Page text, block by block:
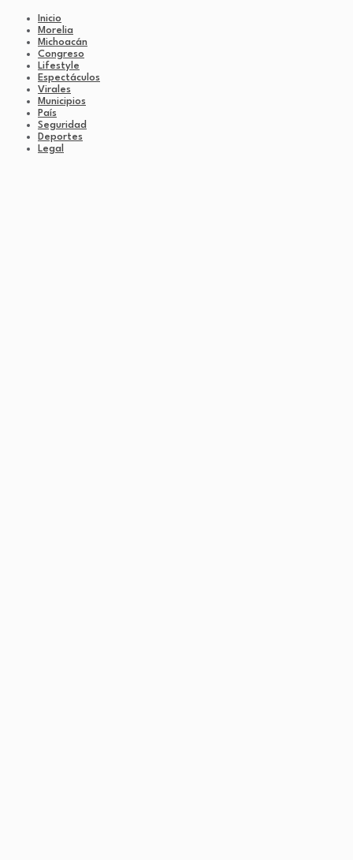
Inicio
Morelia
Michoacán
Congreso
Lifestyle
Espectáculos
Virales
Municipios
País
Seguridad
Deportes
Legal